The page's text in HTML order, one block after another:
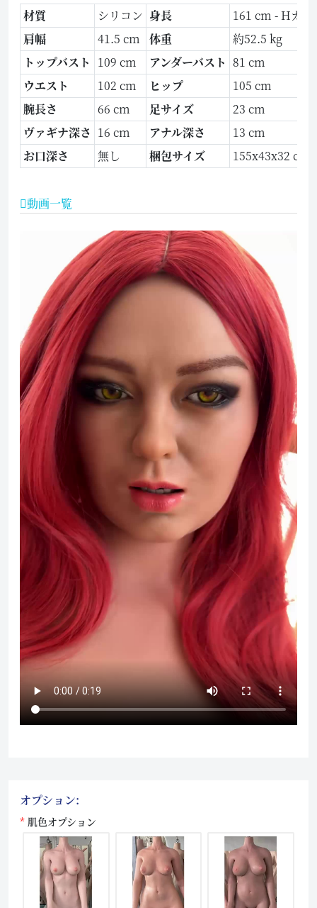
材質 シリコン 身長
161 cm - Hカッ
肩幅
41.5 cm 体重
約52.5 kg
トップバスト
109 cm アンダーバスト 81 cm
ウエスト
102 cm ヒップ
105 cm
腕長さ
66 cm 足サイズ
23 cm
ヴァギナ深さ 16 cm アナル深さ
13 cm
お口深さ
無し 梱包サイズ 155x43x32 cm
動画一覧
オプション:
肌色オプション